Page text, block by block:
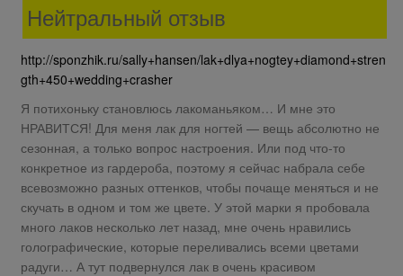
Нейтральный отзыв
http://sponzhik.ru/sally+hansen/lak+dlya+nogtey+diamond+stren
gth+450+wedding+crasher
Я потихоньку становлюсь лакоманьяком… И мне это
НРАВИТСЯ! Для меня лак для ногтей — вещь абсолютно не
сезонная, а только вопрос настроения. Или под что-то
конкретное из гардероба, поэтому я сейчас набрала себе
всевозможно разных оттенков, чтобы почаще меняться и не
скучать в одном и том же цвете. У этой марки я пробовала
много лаков несколько лет назад, мне очень нравились
голографические, которые переливались всеми цветами
радуги… А тут подвернулся лак в очень красивом